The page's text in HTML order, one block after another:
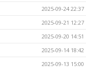
2025-09-24 22:37
2025-09-21 12:27
2025-09-20 14:51
2025-09-14 18:42
2025-09-13 15:00